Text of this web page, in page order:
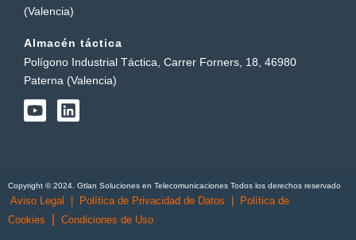
(Valencia)
Almacén táctica
Polígono Industrial Táctica, Carrer Forners, 18, 46980
Paterna (Valencia)
Y
o
e
L
i
i
n
Copyright © 2024. Gtlan Soluciones en Telecomunicaciones Todos los derechos reservado
Aviso Legal | Política de Privacidad de Datos | Política de
Cookies
Condiciones de Uso